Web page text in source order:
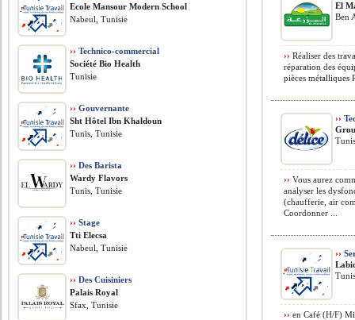
El
Ben
›› Réaliser des
réparation des
pièces métalliques
››
›› Vous aurez
analyser les
(chaufferie, air
Coordonner ...
››
›› en Café (H/F)
Ecole Mansour Modern School
Nabeul, Tunisie
›› Technico-commercial
Société Bio Health
Tunisie
›› Gouvernante
Sht Hôtel Ibn Khaldoun
Tunis, Tunisie
›› Des Barista
Wardy Flavors
Tunis, Tunisie
›› Stage
Tti Elecsa
Nabeul, Tunisie
›› Des Cuisiniers
Palais Royal
Sfax, Tunisie